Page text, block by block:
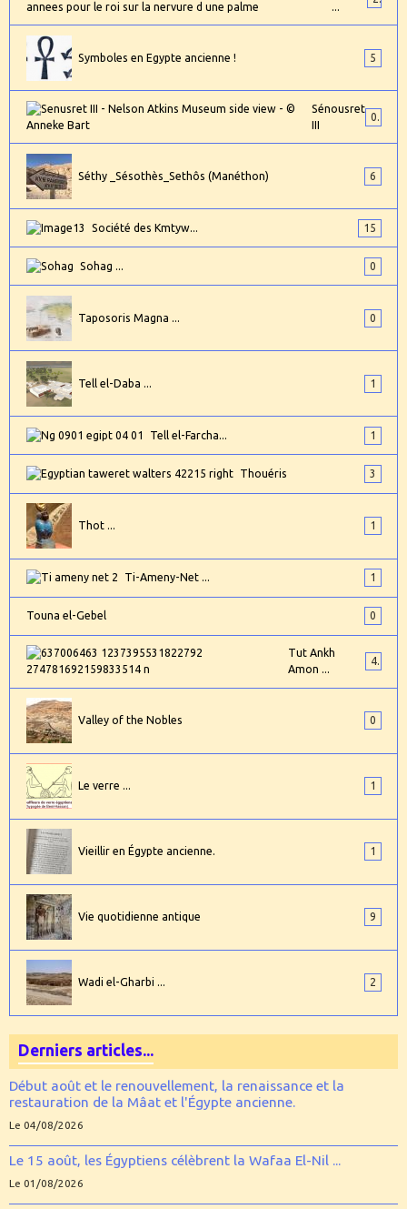
Symboles en Egypte ancienne ! 5
Sénousret
III
Séthy _Sésothès_Sethôs (Manéthon) 6
Société des Kmtyw... 15
Sohag ... 0
Taposoris Magna ... 0
Tell el-Daba ... 1
Tell el-Farcha... 1
Thouéris 3
Thot ... 1
Ti-Ameny-Net ... 1
Touna el-Gebel 0
Tut Ankh
Amon ...
4
Valley of the Nobles 0
Le verre ... 1
Vieillir en Égypte ancienne. 1
Vie quotidienne antique 9
Wadi el-Gharbi ... 2
Derniers articles...
Début août et le renouvellement, la renaissance et la
restauration de la Mâat et l'Égypte ancienne.
Le 04/08/2026
Le 15 août, les Égyptiens célèbrent la Wafaa El-Nil ...
Le 01/08/2026